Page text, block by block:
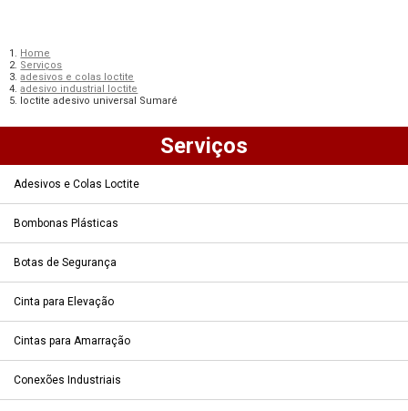
Home
Serviços
adesivos e colas loctite
adesivo industrial loctite
loctite adesivo universal Sumaré
Serviços
Adesivos e Colas Loctite
Bombonas Plásticas
Botas de Segurança
Cinta para Elevação
Cintas para Amarração
Conexões Industriais